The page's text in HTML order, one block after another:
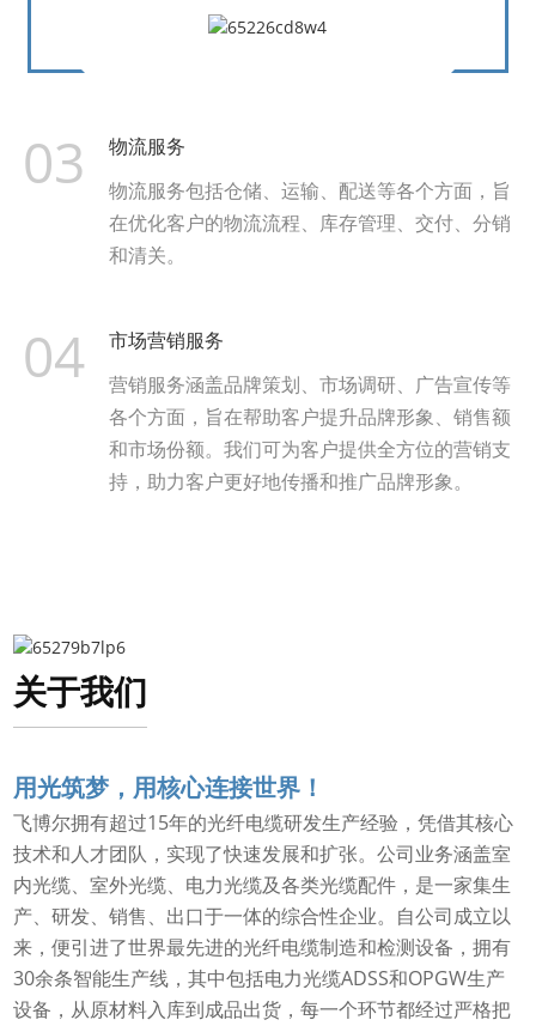
03 物流服务
物流服务包括仓储、运输、配送等各个方面，旨
在优化客户的物流流程、库存管理、交付、分销
和清关。
04 市场营销服务
营销服务涵盖品牌策划、市场调研、广告宣传等
各个方面，旨在帮助客户提升品牌形象、销售额
和市场份额。我们可为客户提供全方位的营销支
持，助力客户更好地传播和推广品牌形象。
关于我们
用光筑梦，用核心连接世界！
飞博尔拥有超过15年的光纤电缆研发生产经验，凭借其核心
技术和人才团队，实现了快速发展和扩张。公司业务涵盖室
内光缆、室外光缆、电力光缆及各类光缆配件，是一家集生
产、研发、销售、出口于一体的综合性企业。自公司成立以
来，便引进了世界最先进的光纤电缆制造和检测设备，拥有
30余条智能生产线，其中包括电力光缆ADSS和OPGW生产
设备，从原材料入库到成品出货，每一个环节都经过严格把